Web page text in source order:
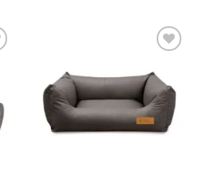
Wunschliste